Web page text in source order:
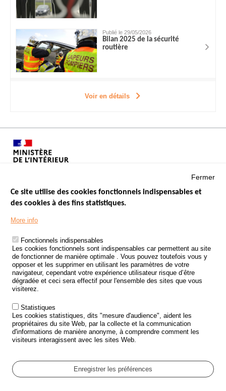
Publié le 29/05/2026
Bilan 2025 de la sécurité
routière
Voir en détails
Menu
Footer
LES SITES PUBLICS
ÉTAT DE L’INSÉCURITÉ ROUTIÈRE
TRAITEMENT DES DONNÉES PERSONNELLES DES ACCIDENTS DE
LA ROUTE
ETUDES ET RECHERCHES
APPEL À PROJETS
POLITIQUE DE SÉCURITÉ ROUTIÈRE
Outils
AGENDA
GLOSSAIRE
Cookie settings
Fermer
Ce site utilise des cookies fonctionnels indispensables et
des cookies à des fins statistiques.
More info
Fonctionnels indispensables
Les cookies fonctionnels sont indispensables car permettent au site
de fonctionner de manière optimale . Vous pouvez toutefois vous y
opposer et les supprimer en utilisant les paramètres de votre
navigateur, cependant votre expérience utilisateur risque d’être
dégradée et ceci sera effectif pour l'ensemble des sites que vous
visiterez.
Statistiques
Les cookies statistiques, dits "mesure d'audience", aident les
propriétaires du site Web, par la collecte et la communication
d'informations de manière anonyme, à comprendre comment les
visiteurs interagissent avec les sites Web.
Enregistrer les préférences